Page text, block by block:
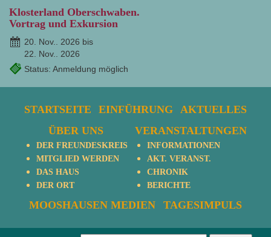
Klosterland Oberschwaben.
Vortrag und Exkursion
20. Nov.. 2026 bis
22. Nov.. 2026
Status: Anmeldung möglich
STARTSEITE EINFÜHRUNG
AKTUELLES
ÜBER UNS
DER FREUNDESKREIS
MITGLIED WERDEN
DAS HAUS
DER ORT
VERANSTALTUNGEN
INFORMATIONEN
AKT. VERANST.
CHRONIK
BERICHTE
MOOSHAUSEN MEDIEN TAGESIMPULS